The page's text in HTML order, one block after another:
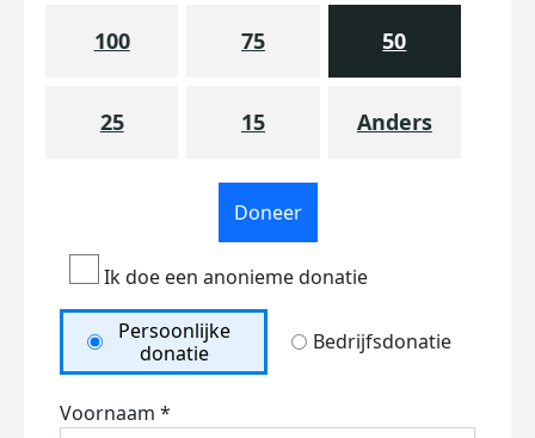
100 75 50
25 15 Anders
Doneer
Ik doe een anonieme donatie
Persoonlijke
donatie
Bedrijfsdonatie
Voornaam *